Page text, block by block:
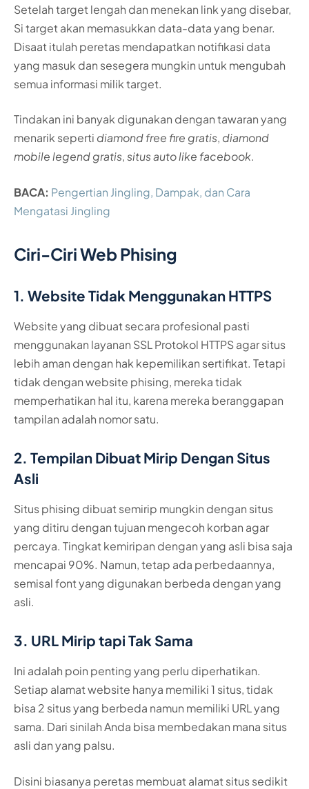
Setelah target lengah dan menekan link yang disebar,
Si target akan memasukkan data-data yang benar.
Disaat itulah peretas mendapatkan notifikasi data
yang masuk dan sesegera mungkin untuk mengubah
semua informasi milik target.
Tindakan ini banyak digunakan dengan tawaran yang
menarik seperti diamond free fire gratis, diamond
mobile legend gratis,situs auto like facebook.
BACA: Pengertian Jingling, Dampak, dan Cara
Mengatasi Jingling
Ciri-Ciri Web Phising
1. Website Tidak Menggunakan HTTPS
Website yang dibuat secara profesional pasti
menggunakan layanan SSL Protokol HTTPS agar situs
lebih aman dengan hak kepemilikan sertifikat. Tetapi
tidak dengan website phising, mereka tidak
memperhatikan hal itu, karena mereka beranggapan
tampilan adalah nomor satu.
2. Tempilan Dibuat Mirip Dengan Situs
Asli
Situs phising dibuat semirip mungkin dengan situs
yang ditiru dengan tujuan mengecoh korban agar
percaya. Tingkat kemiripan dengan yang asli bisa saja
mencapai 90%. Namun, tetap ada perbedaannya,
semisal font yang digunakan berbeda dengan yang
asli.
3. URL Mirip tapi Tak Sama
Ini adalah poin penting yang perlu diperhatikan.
Setiap alamat website hanya memiliki 1 situs, tidak
bisa 2 situs yang berbeda namun memiliki URL yang
sama. Dari sinilah Anda bisa membedakan mana situs
asli dan yang palsu.
Disini biasanya peretas membuat alamat situs sedikit